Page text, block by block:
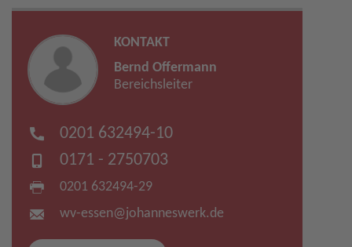
KONTAKT
Bernd Offermann
Bereichsleiter
0201 632494-10
0171 - 2750703
0201 632494-29
wv-essen​@johanneswerk.de